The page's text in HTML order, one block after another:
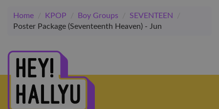
Home / KPOP / Boy Groups / SEVENTEEN
/
Poster Package (Seventeenth Heaven) - Jun